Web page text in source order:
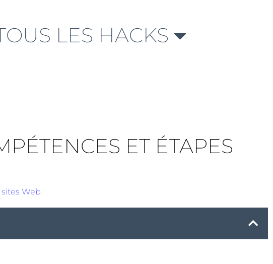
LES HACKS
ET ÉTAPES
Web